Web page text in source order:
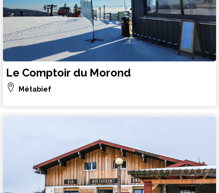
Le Comptoir du Morond
Métabief